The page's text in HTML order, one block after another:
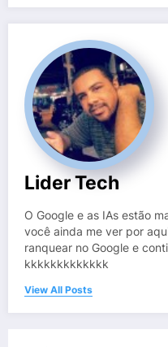
Lider Tech
O Google e as IAs estão
você ainda me ver por
ranquear no Google e
kkkkkkkkkkkkk
View All Posts